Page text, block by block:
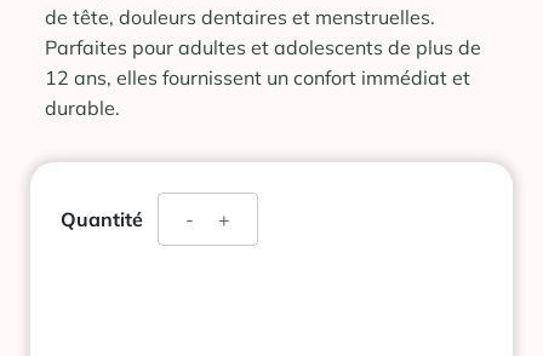
de tête, douleurs dentaires et menstruelles.
Parfaites pour adultes et adolescents de plus de
12 ans, elles fournissent un confort immédiat et
durable.
Quantité +
de
-